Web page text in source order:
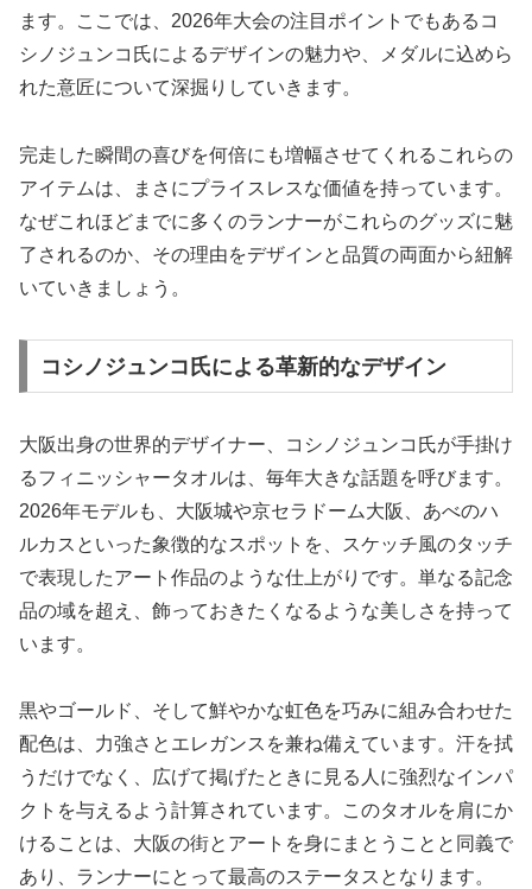
ます。ここでは、2026年大会の注目ポイントでもあるコ
シノジュンコ氏によるデザインの魅力や、メダルに込めら
れた意匠について深掘りしていきます。
完走した瞬間の喜びを何倍にも増幅させてくれるこれらの
アイテムは、まさにプライスレスな価値を持っています。
なぜこれほどまでに多くのランナーがこれらのグッズに魅
了されるのか、その理由をデザインと品質の両面から紐解
いていきましょう。
コシノジュンコ氏による革新的なデザイン
大阪出身の世界的デザイナー、コシノジュンコ氏が手掛け
るフィニッシャータオルは、毎年大きな話題を呼びます。
2026年モデルも、大阪城や京セラドーム大阪、あべのハ
ルカスといった象徴的なスポットを、スケッチ風のタッチ
で表現したアート作品のような仕上がりです。単なる記念
品の域を超え、飾っておきたくなるような美しさを持って
います。
黒やゴールド、そして鮮やかな虹色を巧みに組み合わせた
配色は、力強さとエレガンスを兼ね備えています。汗を拭
うだけでなく、広げて掲げたときに見る人に強烈なインパ
クトを与えるよう計算されています。このタオルを肩にか
けることは、大阪の街とアートを身にまとうことと同義で
あり、ランナーにとって最高のステータスとなります。